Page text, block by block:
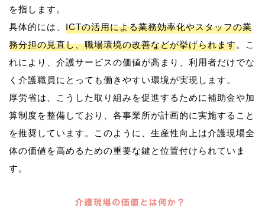
を指します。
具体的には、 ICTの活用による業務効率化やスタッフの業
務分担の見直し、職場環境の改善などが挙げられます。こ
れにより、介護サービスの価値が高まり、利用者だけでな
く介護職員にとっても働きやすい環境が実現します。
厚労省は、こうした取り組みを促進するために補助金や加
算制度を整備しており、各事業所が計画的に実施すること
を推奨しています。このように、生産性向上は介護現場全
体の価値を高めるための重要な鍵と位置付けられていま